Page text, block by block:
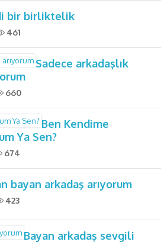
bir birliktelik
461
Sadece arkadaşlık
660
Ben Kendime
Ya Sen?
674
bayan arkadaş arıyorum
423
Bayan arkadaş sevgili